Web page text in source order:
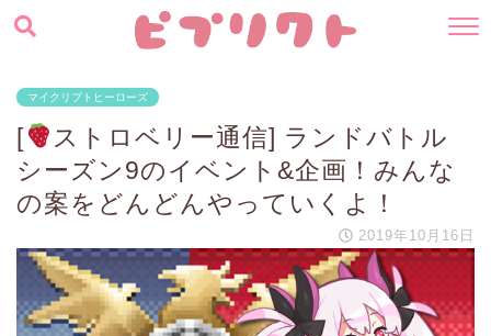
マイクリプトヒーローズ
[
ストロベリー通信] ランドバトル
シーズン9のイベント&企画！みんな
の案をどんどんやっていくよ！
2019年10月16日